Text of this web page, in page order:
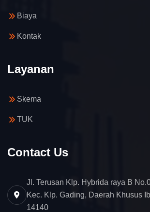
Biaya
Kontak
Layanan
Skema
TUK
Contact Us
Jl. Terusan Klp. Hybrida raya B
Kec. Klp. Gading, Daerah Khusus
14140